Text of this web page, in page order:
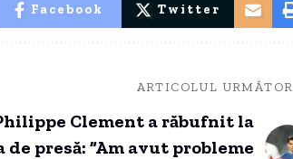
Facebook Twitter
ARTICOLUL URMĂTOR
Clement a răbufnit la
presă: ”Am avut probleme